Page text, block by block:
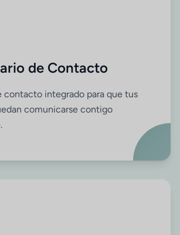
de Contacto
contacto integrado para que tus
comunicarse contigo